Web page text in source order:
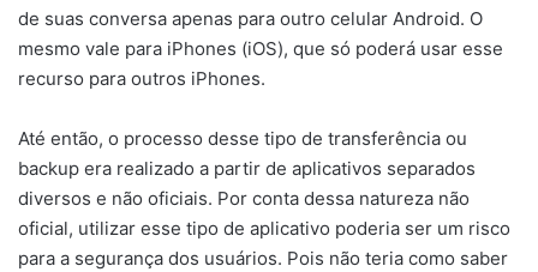
de suas conversa apenas para outro celular Android. O
mesmo vale para iPhones (iOS), que só poderá usar esse
recurso para outros iPhones.
Até então, o processo desse tipo de transferência ou
backup era realizado a partir de aplicativos separados
diversos e não oficiais. Por conta dessa natureza não
oficial, utilizar esse tipo de aplicativo poderia ser um risco
para a segurança dos usuários. Pois não teria como saber